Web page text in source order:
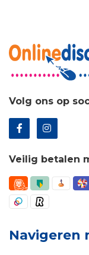
Volg ons op
Veilig betalen
Navigeren